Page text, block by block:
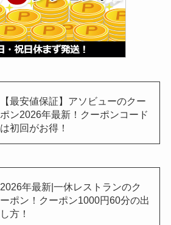
【最安値保証】アソビューのクー
ポン2026年最新！クーポンコード
は初回がお得！
2026年最新|一休レストランのク
ーポン！クーポン1000円60分の出
し方！